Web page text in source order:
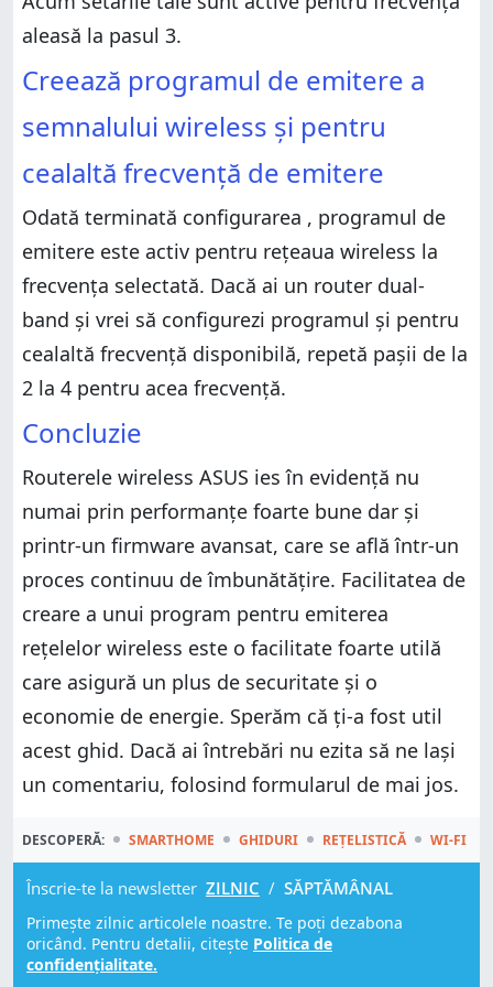
aleasă la pasul 3.
Creează programul de emitere a
semnalului wireless și pentru
cealaltă frecvență de emitere
Odată terminată configurarea , programul de
emitere este activ pentru rețeaua wireless la
frecvența selectată. Dacă ai un router dual-
band și vrei să configurezi programul și pentru
cealaltă frecvență disponibilă, repetă pașii de la
2 la 4 pentru acea frecvență.
Concluzie
Routerele wireless ASUS ies în evidență nu
numai prin performanțe foarte bune dar și
printr-un firmware avansat, care se află într-un
proces continuu de îmbunătățire. Facilitatea de
creare a unui program pentru emiterea
rețelelor wireless este o facilitate foarte utilă
care asigură un plus de securitate și o
economie de energie. Sperăm că ți-a fost util
acest ghid. Dacă ai întrebări nu ezita să ne lași
un comentariu, folosind formularul de mai jos.
DESCOPERĂ: SMARTHOME GHIDURI REȚELISTICĂ WI-FI
Înscrie-te la newsletter ZILNIC / SĂPTĂMÂNAL
Primește zilnic articolele noastre. Te poți dezabona
oricând. Pentru detalii, citește Politica de
confidențialitate.